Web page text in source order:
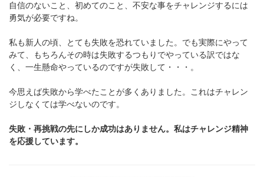
自信のないこと、初めてのこと、不安な事をチャレンジするには
勇気が必要ですね。
私も新人の頃、とても失敗を恐れていました。でも実際にやって
みて、もちろんその時は失敗するつもりでやっている訳ではな
く、一生懸命やっているのですが失敗して・・・。
今思えば失敗から学べたことが多くありました。これはチャレン
ジしなくては学べないのです。
失敗・再挑戦の先にしか成功はありません。私はチャレンジ精神
を応援しています。